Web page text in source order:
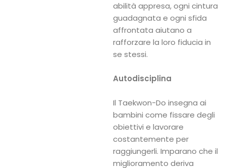
abilità appresa, ogni cintura
guadagnata e ogni sfida
affrontata aiutano a
rafforzare la loro fiducia in
se stessi.
Autodisciplina
Il Taekwon-Do insegna ai
bambini come fissare degli
obiettivi e lavorare
costantemente per
raggiungerli. Imparano che il
miglioramento deriva